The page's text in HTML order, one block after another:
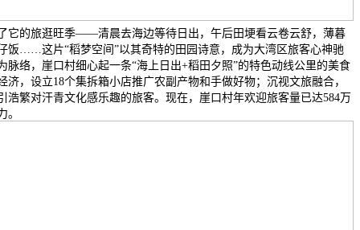
它的旅逛旺季——清晨去海边等待日出，午后田埂看云卷云舒，薄暮
饭……这片“稻梦空间”以其奇特的田园诗意，成为大湾区旅客心神驰
脉络，崖口村细心起一条“海上日出+稻田夕照”的特色动线公里的美食
，设立18个集拆箱小店推广农副产物和手做好物；沉视文旅融合，
浩繁对汗青文化感乐趣的旅客。现在，崖口村年欢迎旅客量已达584万
。